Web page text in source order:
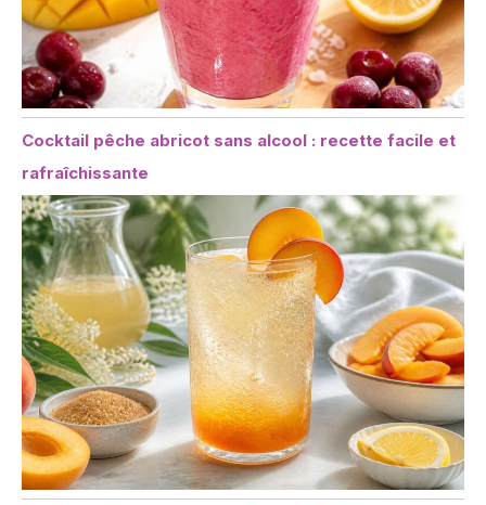
Cocktail pêche abricot sans alcool : recette facile et
rafraîchissante